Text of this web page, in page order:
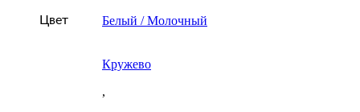
Цвет Белый / Молочный
Кружево
,